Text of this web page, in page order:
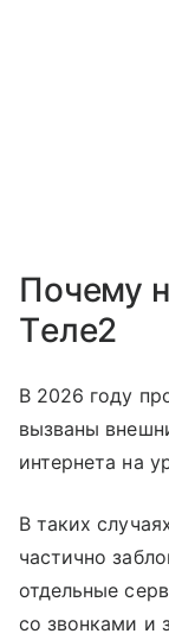
Почему
Tеле2
В 2026 году
вызваны
интернета на
В таких
частично
отдельные
со звонками и